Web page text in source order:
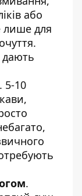
або
лише для
дають
. 5-10
.